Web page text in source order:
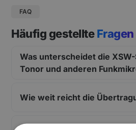
FAQ
Häufig gestellteFragen
Was unterscheidet die
Tonor und anderen
Wie weit reicht die